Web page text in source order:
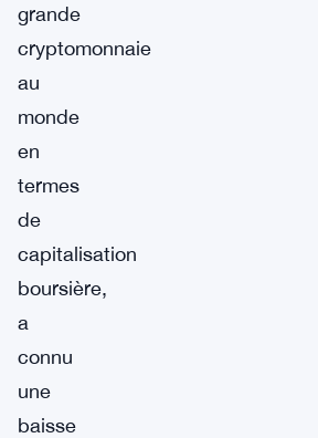
grande
cryptomonnaie
au
monde
en
termes
de
capitalisation
boursière,
a
connu
une
baisse